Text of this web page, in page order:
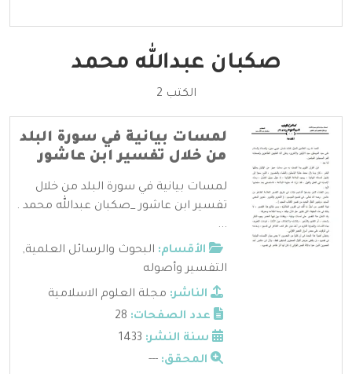
صكبان عبدالله محمد
الكتب 2
لمسات بيانية في سورة البلد
من خلال تفسير ابن عاشور
لمسات بيانية في سورة البلد من خلال
تفسير ابن عاشور _صكبان عبدالله محمد .
...
الأقسام: البحوث والرسائل العلمية,
التفسير وأصوله
الناشر: مجلة العلوم الاسلامية
عدد الصفحات:
سنة النشر:
المحقق: ---